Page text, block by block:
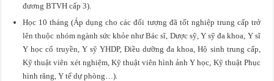
đương BTVH cấp 3).
Học 10 tháng (Áp dụng cho các đối tượng đã tốt nghiệp trung cấp trở
lên thuộc nhóm ngành sức khỏe như Bác sĩ, Dược sỹ, Y sỹ đa khoa, Y sĩ
Y học cổ truyền, Y sỹ YHDP, Điều dưỡng đa khoa, Hộ sinh trung cấp,
Kỹ thuật viên xét nghiệm, Kỹ thuật viên hình ảnh Y học, Kỹ thuật Phục
hình răng, Y tế dự phòng…).